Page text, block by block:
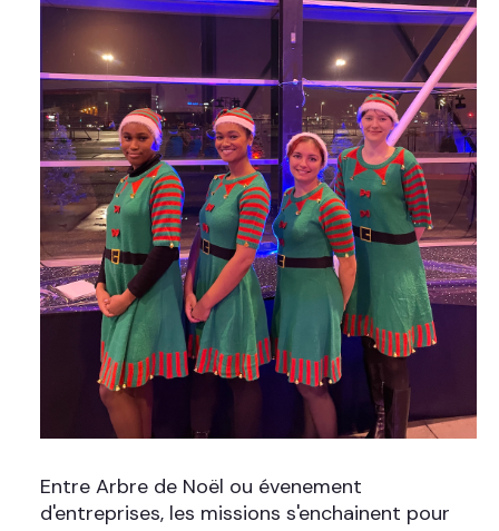
Entre Arbre de Noël ou évenement
d'entreprises, les missions s'enchainent pour